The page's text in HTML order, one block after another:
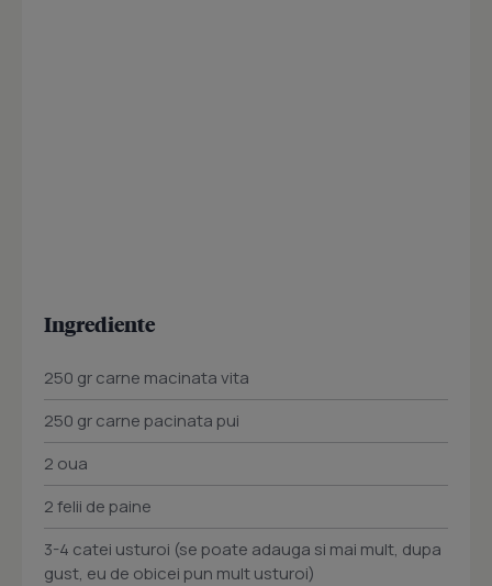
Ingrediente
250 gr carne macinata vita
250 gr carne pacinata pui
2 oua
2 felii de paine
3-4 catei usturoi (se poate adauga si mai mult, dupa
gust, eu de obicei pun mult usturoi)